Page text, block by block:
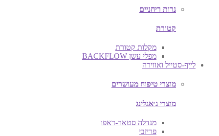
נרות ריחניים
קטורת
מקלות קטורת
מפלי עשן BACKFLOW
לייף-סטייל ואווירה
מוצרי טיפוח מעושרים
מוצרי ג׳אגלינג
מנדלה סטאר-דאפו
פריזבי